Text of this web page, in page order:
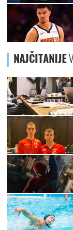
NAJČITANIJE